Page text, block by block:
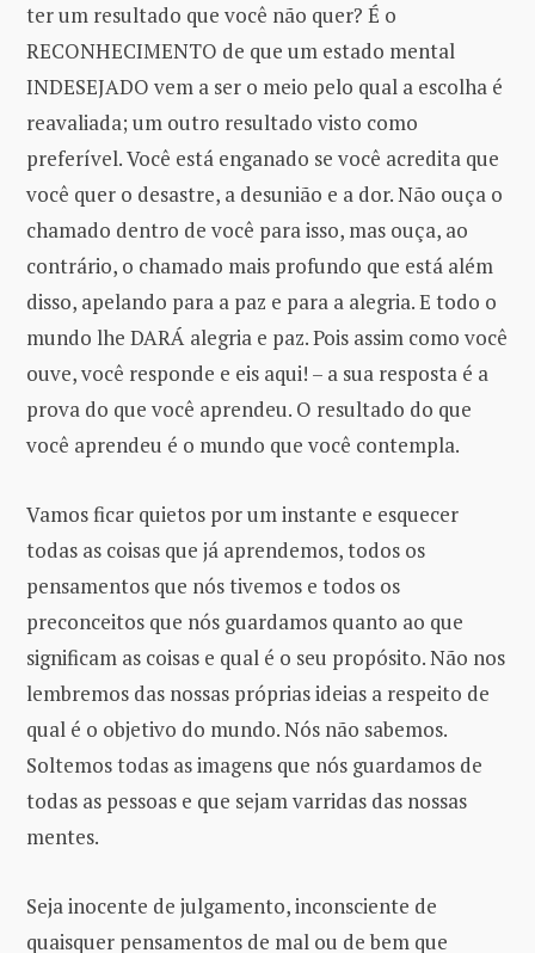
ter um resultado que você não quer? É o
RECONHECIMENTO de que um estado mental
INDESEJADO vem a ser o meio pelo qual a escolha é
reavaliada; um outro resultado visto como
preferível. Você está enganado se você acredita que
você quer o desastre, a desunião e a dor. Não ouça o
chamado dentro de você para isso, mas ouça, ao
contrário, o chamado mais profundo que está além
disso, apelando para a paz e para a alegria. E todo o
mundo lhe DARÁ alegria e paz. Pois assim como você
ouve, você responde e eis aqui! – a sua resposta é a
prova do que você aprendeu. O resultado do que
você aprendeu é o mundo que você contempla.
Vamos ficar quietos por um instante e esquecer
todas as coisas que já aprendemos, todos os
pensamentos que nós tivemos e todos os
preconceitos que nós guardamos quanto ao que
significam as coisas e qual é o seu propósito. Não nos
lembremos das nossas próprias ideias a respeito de
qual é o objetivo do mundo. Nós não sabemos.
Soltemos todas as imagens que nós guardamos de
todas as pessoas e que sejam varridas das nossas
mentes.
Seja inocente de julgamento, inconsciente de
quaisquer pensamentos de mal ou de bem que